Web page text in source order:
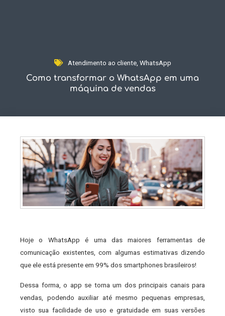
Atendimento ao cliente, WhatsApp
Como transformar o WhatsApp em uma
máquina de vendas
Hoje o WhatsApp é uma das maiores ferramentas de
comunicação existentes, com algumas estimativas dizendo
que ele está presente em 99% dos smartphones brasileiros!
Dessa forma, o app se torna um dos principais canais para
vendas, podendo auxiliar até mesmo pequenas empresas,
visto sua facilidade de uso e gratuidade em suas versões